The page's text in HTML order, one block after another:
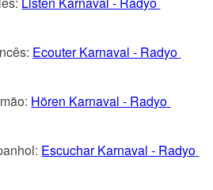
Ecouter Karnaval - Radyo
Hören Karnaval - Radyo
Escuchar Karnaval - Radyo